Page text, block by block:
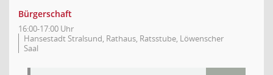
Bürgerschaft
16:00-17:00 Uhr
Hansestadt Stralsund, Rathaus, Ratsstube, Löwenscher
Saal